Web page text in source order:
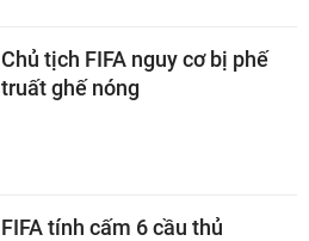
Chủ tịch FIFA nguy cơ bị phế
truất ghế nóng
FIFA tính cấm 6 cầu thủ